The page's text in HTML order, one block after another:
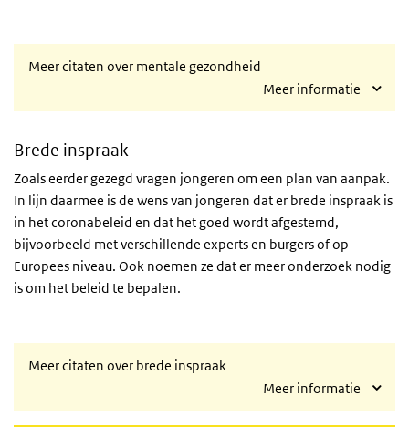
Meer citaten over mentale gezondheid
Meer informatie
Brede inspraak
Zoals eerder gezegd vragen jongeren om een plan van aanpak.
In lijn daarmee is de wens van jongeren dat er brede inspraak is
in het coronabeleid en dat het goed wordt afgestemd,
bijvoorbeeld met verschillende experts en burgers of op
Europees niveau. Ook noemen ze dat er meer onderzoek nodig
is om het beleid te bepalen.
Meer citaten over brede inspraak
Meer informatie